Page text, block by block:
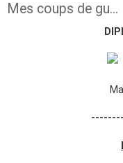
Mes coups de gu...